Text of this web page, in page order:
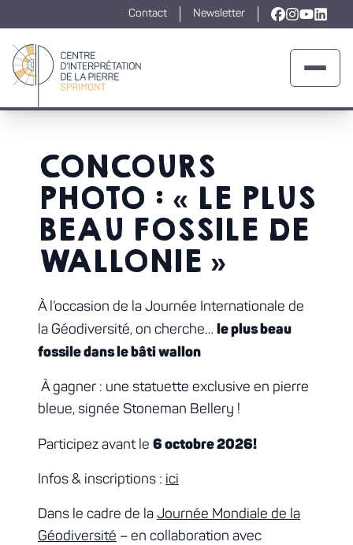
Contact Newsletter
Lien vers la
Lien vers
LienLien
CONCOURS
PHOTO : « LE PLUS
BEAU FOSSILE DE
WALLONIE »
À l’occasion de la Journée Internationale de
la Géodiversité, on cherche… le plus beau
fossile dans le bâti wallon
À gagner : une statuette exclusive en pierre
bleue, signée Stoneman Bellery !
Participez avant le 6 octobre 2026!
Infos & inscriptions : ici
Dans le cadre de la Journée Mondiale de la
Géodiversité – en collaboration avec